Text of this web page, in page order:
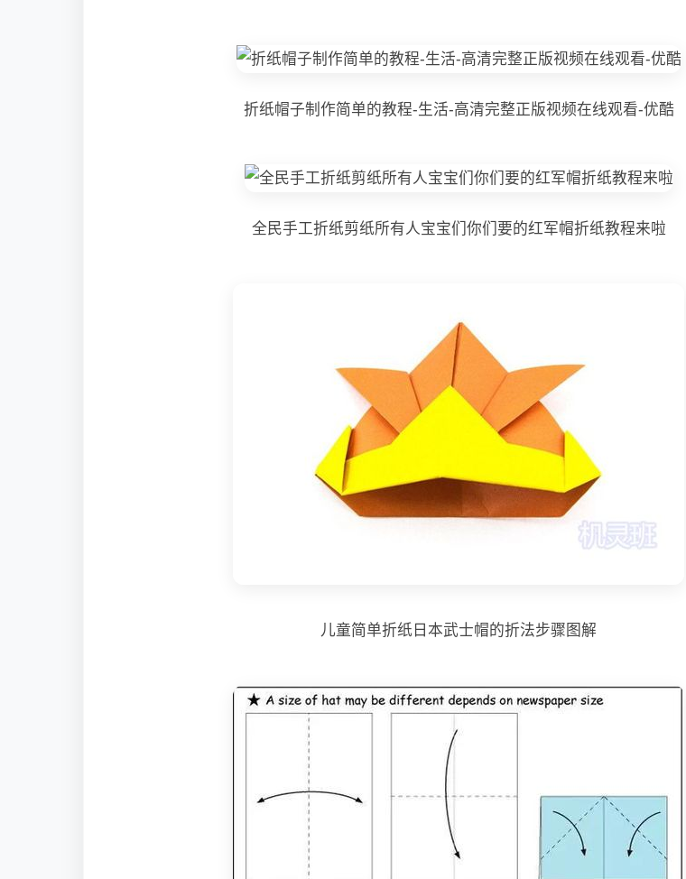
折纸帽子制作简单的教程-生活-高清完整正版视频在线观看-优酷
全民手工折纸剪纸所有人宝宝们你们要的红军帽折纸教程来啦
儿童简单折纸日本武士帽的折法步骤图解